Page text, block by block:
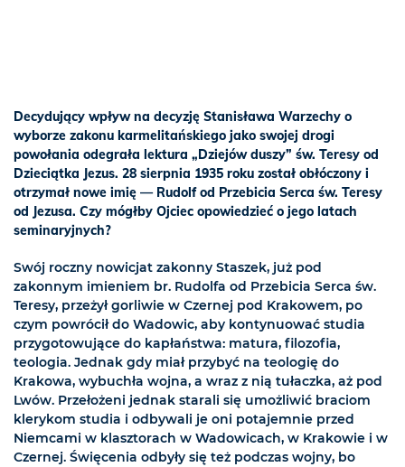
Decydujący wpływ na decyzję Stanisława Warzechy o
wyborze zakonu karmelitańskiego jako swojej drogi
powołania odegrała lektura „Dziejów duszy” św. Teresy od
Dzieciątka Jezus. 28 sierpnia 1935 roku został obłóczony i
otrzymał nowe imię — Rudolf od Przebicia Serca św. Teresy
od Jezusa. Czy mógłby Ojciec opowiedzieć o jego latach
seminaryjnych?
Swój roczny nowicjat zakonny Staszek, już pod
zakonnym imieniem br. Rudolfa od Przebicia Serca św.
Teresy, przeżył gorliwie w Czernej pod Krakowem, po
czym powrócił do Wadowic, aby kontynuować studia
przygotowujące do kapłaństwa: matura, filozofia,
teologia. Jednak gdy miał przybyć na teologię do
Krakowa, wybuchła wojna, a wraz z nią tułaczka, aż pod
Lwów. Przełożeni jednak starali się umożliwić braciom
klerykom studia i odbywali je oni potajemnie przed
Niemcami w klasztorach w Wadowicach, w Krakowie i w
Czernej. Święcenia odbyły się też podczas wojny, bo